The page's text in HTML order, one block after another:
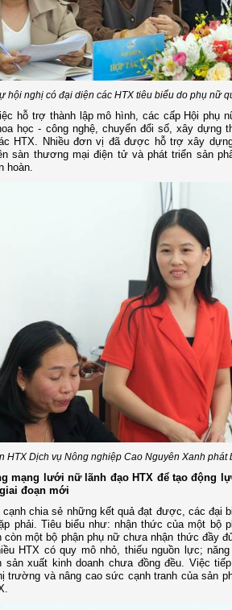
hội nghị có đại diện các HTX tiêu biểu do phụ nữ
hỗ trợ thành lập mô hình, các cấp Hội phụ
học - công nghệ, chuyển đổi số, xây dựng
HTX. Nhiều đơn vị đã được hỗ trợ xây
sàn thương mại điện tử và phát triển sản
hoàn.
HTX Dịch vụ Nông nghiệp Cao Nguyên Xanh phát
mạng lưới nữ lãnh đạo HTX để tạo động
đoạn mới
cạnh chia sẻ những kết quả đạt được, các đại
phải. Tiêu biểu như: nhận thức của một bộ
còn một bộ phận phụ nữ chưa nhận thức đầy
HTX có quy mô nhỏ, thiếu nguồn lực;
sản xuất kinh doanh chưa đồng đều. Việc
trường và nâng cao sức cạnh tranh của sản